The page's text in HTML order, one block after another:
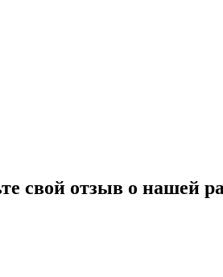
свой отзыв о нашей